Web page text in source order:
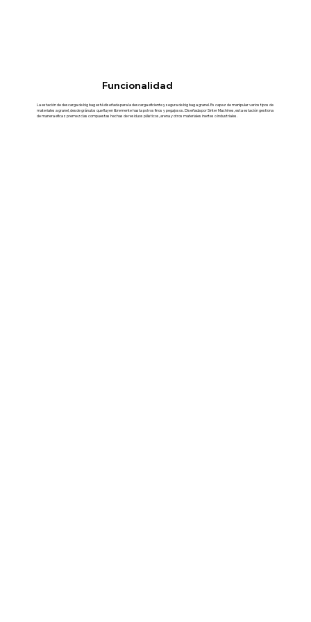
Funcionalidad
La estación de descarga de big bag está diseñada para la descarga eficiente y segura de big bag a granel. Es capaz de manipular varios tipos de
materiales a granel, desde gránulos que fluyen libremente hasta polvos finos y pegajosos. Diseñada por Sinter Machines, esta estación gestiona
de manera eficaz premezclas compuestas hechas de residuos plásticos, arena y otros materiales inertes o industriales.